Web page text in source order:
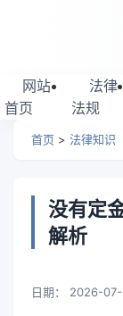
网站
首页
法律
法规
首页 > 法律知识
没有定
解析
日期： 2026-